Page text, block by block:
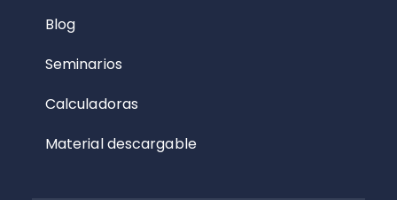
Blog
Seminarios
Calculadoras
Material descargable